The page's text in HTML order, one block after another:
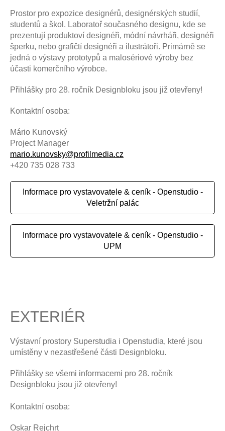
Prostor pro expozice designérů, designérských studií,
studentů a škol. Laboratoř současného designu, kde se
prezentují produktoví designéři, módní návrháři, designéři
šperku, nebo grafičtí designéři a ilustrátoři. Primárně se
jedná o výstavy prototypů a malosériové výroby bez
účasti komerčního výrobce.
Přihlášky pro 28. ročník Designbloku jsou již otevřeny!
Kontaktní osoba:
Mário Kunovský
Project Manager
mario.kunovsky@profilmedia.cz
+420 ‭735 028 733‬
Informace pro vystavovatele & ceník - Openstudio -
Veletržní palác
Informace pro vystavovatele & ceník - Openstudio -
UPM
EXTERIÉR
Výstavní prostory Superstudia i Openstudia, které jsou
umístěny v nezastřešené části Designbloku.
Přihlášky se všemi informacemi pro 28. ročník
Designbloku jsou již otevřeny!
Kontaktní osoba:
Oskar Rejchrt